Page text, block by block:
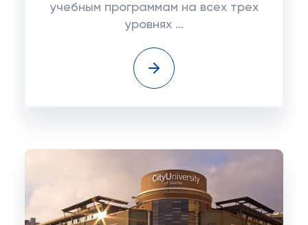
учебным программам на всех трех
уровнях ...